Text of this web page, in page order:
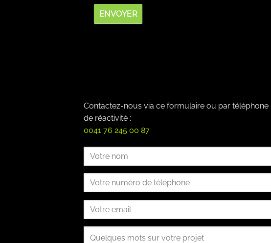
ENVOYER
Contactez-nous via ce formulaire ou par
de réactivité :
0041 76 245 00 87